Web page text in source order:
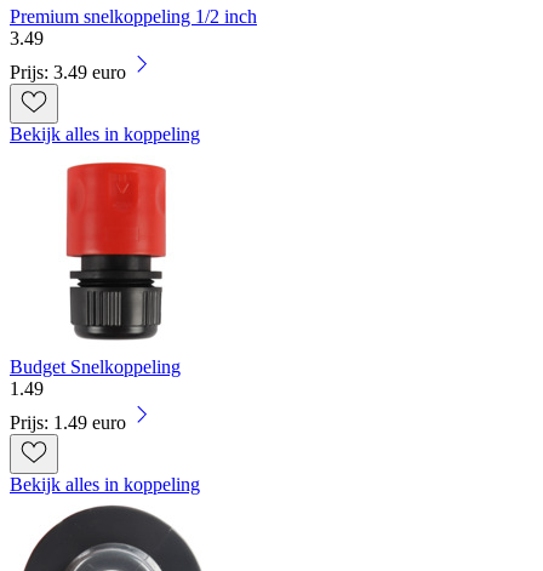
Premium snelkoppeling 1/2 inch
3.49
Prijs: 3.49 euro
Bekijk alles in koppeling
Budget Snelkoppeling
1 .49
Prijs: 1.49 euro
Bekijk alles in koppeling